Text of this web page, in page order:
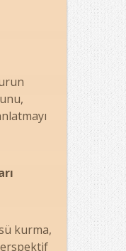
kurma,